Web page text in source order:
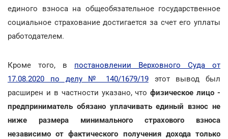
единого взноса на общеобязательное государственное
социальное страхование достигается за счет его уплаты
работодателем.
Кроме того, в постановлении Верховного Суда от
17.08.2020 по делу № 140/1679/19этот вывод был
расширен и в частности указано, чтофизическое лицо -
предприниматель обязано уплачивать единый взнос не
ниже размера минимального страхового взноса
независимо от фактического получения дохода только